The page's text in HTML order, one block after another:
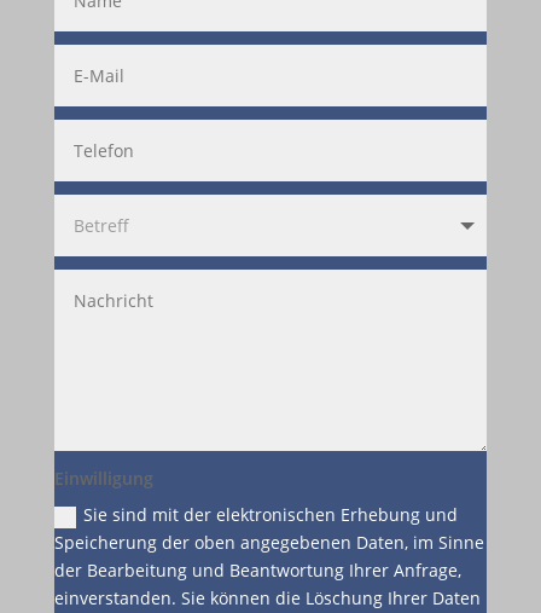
Einwilligung
Sie sind mit der elektronischen Erhebung und
Speicherung der oben angegebenen Daten, im Sinne
der Bearbeitung und Beantwortung Ihrer Anfrage,
einverstanden. Sie können die Löschung Ihrer Daten